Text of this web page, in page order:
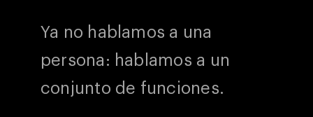
Ya no hablamos a una
persona: hablamos a un
conjunto de funciones.